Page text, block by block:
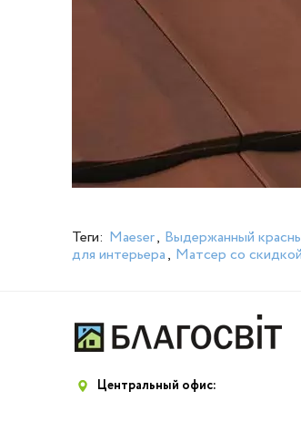
Теги: Maeser, Выдержанный
для интерьера, Матсер со скидкой
Центральный офис: